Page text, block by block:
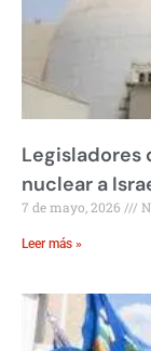
Legisladores
nuclear a
7 de mayo, 2026
Leer más »